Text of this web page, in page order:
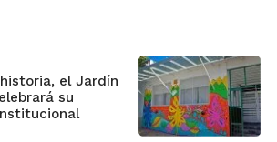
el Jardín
su